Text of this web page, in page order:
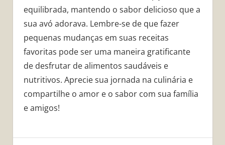
equilibrada, mantendo o sabor delicioso que a
sua avó adorava. Lembre-se de que fazer
pequenas mudanças em suas receitas
favoritas pode ser uma maneira gratificante
de desfrutar de alimentos saudáveis e
nutritivos. Aprecie sua jornada na culinária e
compartilhe o amor e o sabor com sua família
e amigos!